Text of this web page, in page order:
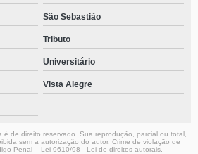
São Sebastião
Tributo
Universitário
Vista Alegre
de direito reservado. Sua reprodução, parcial ou total,
sem a autorização do autor. Crime de violação de
Penal – Lei 9610/98 - Lei de direitos autorais